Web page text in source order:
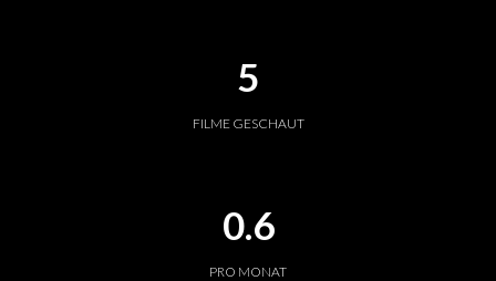
5
FILME GESCHAUT
0.6
PRO MONAT